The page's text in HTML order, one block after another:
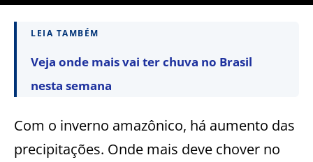
LEIA TAMBÉM
Veja onde mais vai ter chuva no Brasil
nesta semana
Com o inverno amazônico, há aumento das
precipitações. Onde mais deve chover no